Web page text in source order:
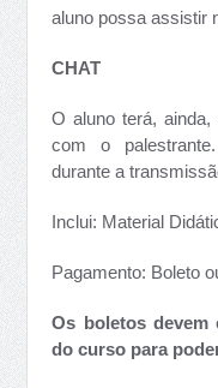
aluno possa assistir
CHAT
O aluno terá,
com o
durante a
Inclui: Material
Pagamento: Boleto
Os boletos devem
do curso para